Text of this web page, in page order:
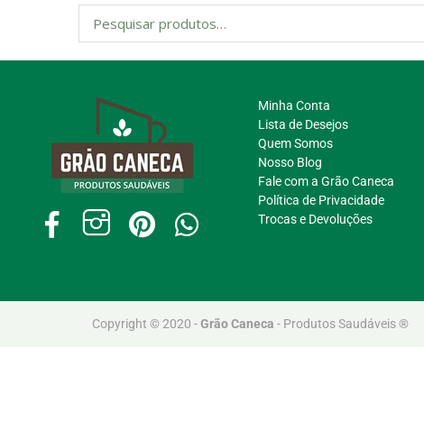
Minha Conta
Lista de Desejos
Quem Somos
Nosso Blog
Fale com a Grão Caneca
Política de Privacidade
Trocas e Devoluções
Copyright © 2020 -Grão Caneca - Produtos Saudáveis ®